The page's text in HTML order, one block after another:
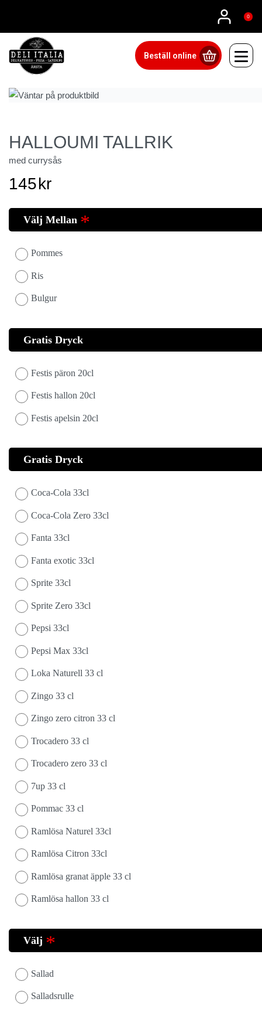
0
Beställ online
HALLOUMI TALLRIK
med currysås
145kr
Välj Mellan
Pommes
Ris
Bulgur
Gratis Dryck
Festis päron 20cl
Festis hallon 20cl
Festis apelsin 20cl
Gratis Dryck
Coca-Cola 33cl
Coca-Cola Zero 33cl
Fanta 33cl
Fanta exotic 33cl
Sprite 33cl
Sprite Zero 33cl
Pepsi 33cl
Pepsi Max 33cl
Loka Naturell 33 cl
Zingo 33 cl
Zingo zero citron 33 cl
Trocadero 33 cl
Trocadero zero 33 cl
7up 33 cl
Pommac 33 cl
Ramlösa Naturel 33cl
Ramlösa Citron 33cl
Ramlösa granat äpple 33 cl
Ramlösa hallon 33 cl
Välj
Sallad
Salladsrulle